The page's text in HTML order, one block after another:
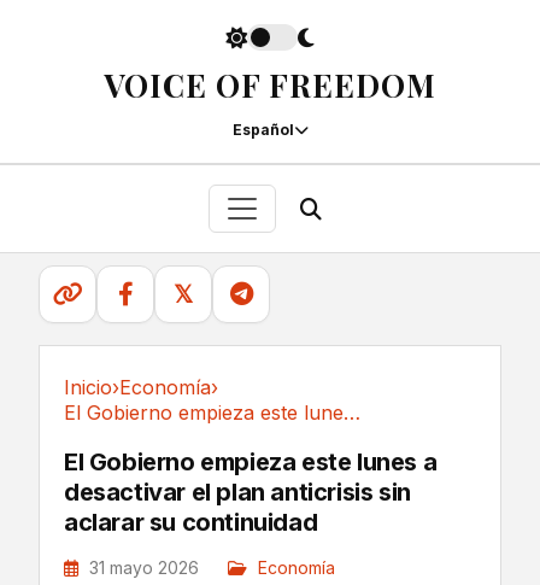
VOICE OF FREEDOM
Español
𝕏
Inicio›Economía›
El Gobierno empieza este lunes a desactivar el...
El Gobierno empieza este lunes a
desactivar el plan anticrisis sin
aclarar su continuidad
31 mayo 2026 Economía